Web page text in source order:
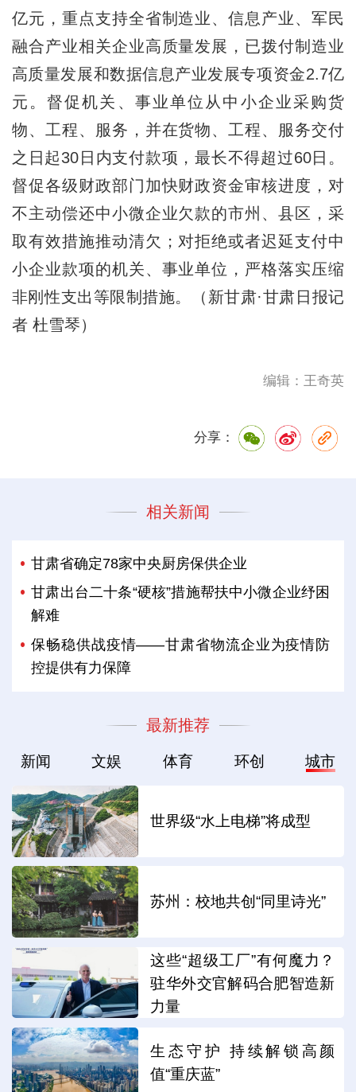
亿元，重点支持全省制造业、信息产业、军民
融合产业相关企业高质量发展，已拨付制造业
高质量发展和数据信息产业发展专项资金2.7亿
元。督促机关、事业单位从中小企业采购货
物、工程、服务，并在货物、工程、服务交付
之日起30日内支付款项，最长不得超过60日。
督促各级财政部门加快财政资金审核进度，对
不主动偿还中小微企业欠款的市州、县区，采
取有效措施推动清欠；对拒绝或者迟延支付中
小企业款项的机关、事业单位，严格落实压缩
非刚性支出等限制措施。（新甘肃·甘肃日报记
者 杜雪琴）
编辑：王奇英
分享：
相关新闻
甘肃省确定78家中央厨房保供企业
甘肃出台二十条“硬核”措施帮扶中小微企业纾困
解难
保畅稳供战疫情——甘肃省物流企业为疫情防
控提供有力保障
最新推荐
新闻 文娱 体育 环创 城市
世界级“水上电梯”将成型
苏州：校地共创“同里诗光”
这些“超级工厂”有何魔力？
驻华外交官解码合肥智造新
力量
生态守护 持续解锁高颜
值“重庆蓝”